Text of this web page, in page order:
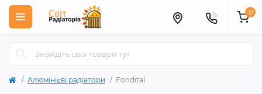
0
Алюмінієві радіатори Fondital